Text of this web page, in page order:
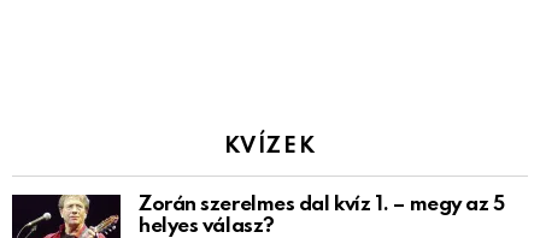
KVÍZEK
Zorán szerelmes dal kvíz 1. – megy az 5
helyes válasz?